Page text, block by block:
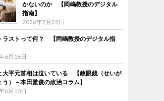
かないのか 【岡嶋教授のデジタル
指南】
2026年7月22日
ラストって何？ 【岡嶋教授のデジタル指
6月18日
大平元首相は泣いている 【政眼鏡（せいが
う）－本田雅俊の政治コラム】
6月10日